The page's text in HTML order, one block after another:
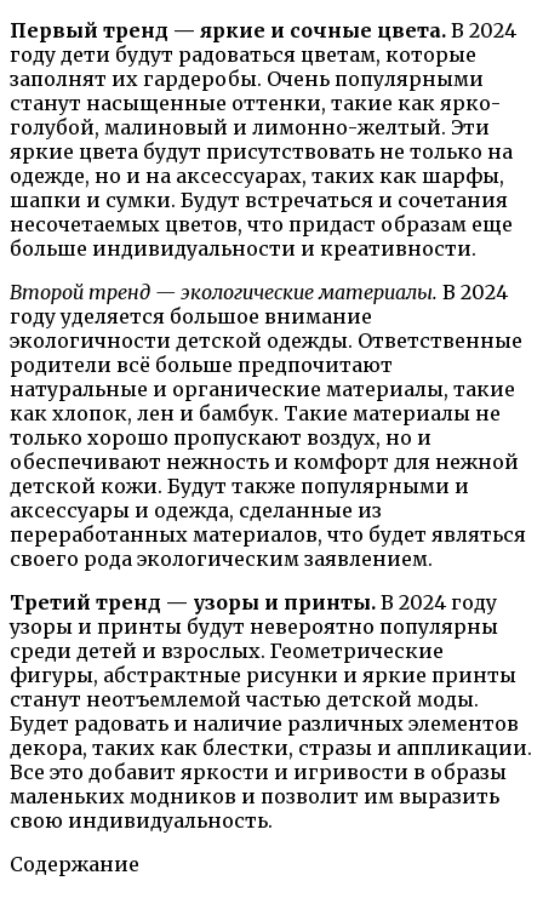
Первый тренд — яркие и сочные цвета. В 2024
году дети будут радоваться цветам, которые
заполнят их гардеробы. Очень популярными
станут насыщенные оттенки, такие как ярко-
голубой, малиновый и лимонно-желтый. Эти
яркие цвета будут присутствовать не только на
одежде, но и на аксессуарах, таких как шарфы,
шапки и сумки. Будут встречаться и сочетания
несочетаемых цветов, что придаст образам еще
больше индивидуальности и креативности.
Второй тренд — экологические материалы. В 2024
году уделяется большое внимание
экологичности детской одежды. Ответственные
родители всё больше предпочитают
натуральные и органические материалы, такие
как хлопок, лен и бамбук. Такие материалы не
только хорошо пропускают воздух, но и
обеспечивают нежность и комфорт для нежной
детской кожи. Будут также популярными и
аксессуары и одежда, сделанные из
переработанных материалов, что будет являться
своего рода экологическим заявлением.
Третий тренд — узоры и принты. В 2024 году
узоры и принты будут невероятно популярны
среди детей и взрослых. Геометрические
фигуры, абстрактные рисунки и яркие принты
станут неотъемлемой частью детской моды.
Будет радовать и наличие различных элементов
декора, таких как блестки, стразы и аппликации.
Все это добавит яркости и игривости в образы
маленьких модников и позволит им выразить
свою индивидуальность.
Содержание